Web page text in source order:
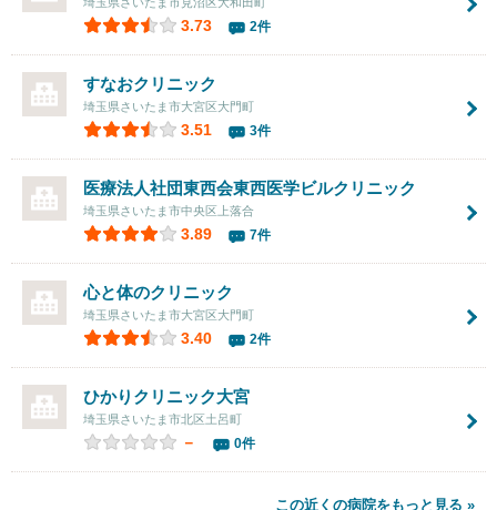
3.73 2件
すなおクリニック
埼玉県さいたま市大宮区大門町
3.51 3件
医療法人社団東西会東西医学ビルクリニック
埼玉県さいたま市中央区上落合
3.89 7件
心と体のクリニック
埼玉県さいたま市大宮区大門町
3.40 2件
ひかりクリニック大宮
埼玉県さいたま市北区土呂町
－ 0件
この近くの病院をもっと見る »